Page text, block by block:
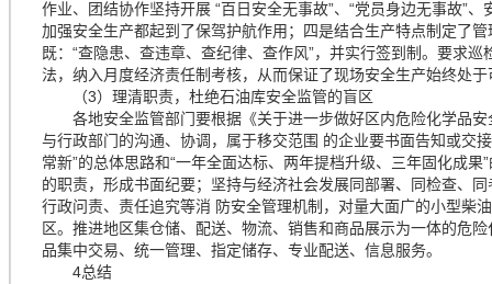
作业、团结协作坚持开展 “百日安全无事故”、“党员身边无事故”
加强安全生产都起到了保驾护航作用；四是结合生产特点制定了
既：“查隐患、查违章、查纪律、查作风”，并实行签到制。要求
法，纳入月度经济责任制考核，从而保证了现场安全生产始终处
（3）理清职责，杜绝石油库安全监管的盲区
各地安全监管部门要根据《关于进一步做好区内危险化学品安
与行政部门的沟通、协调，属于移交范围 的企业要书面告知或交
常新”的总体思路和“一年全面达标、两年提档升级、三年固化成
的职责，形成书面纪要；坚持与经济社会发展同部署、同检查、
行政问责、责任追究等消 防安全管理机制，对量大面广的小型柴
区。推进地区集仓储、配送、物流、销售和商品展示为一体的危
品集中交易、统一管理、指定储存、专业配送、信息服务。
4总结